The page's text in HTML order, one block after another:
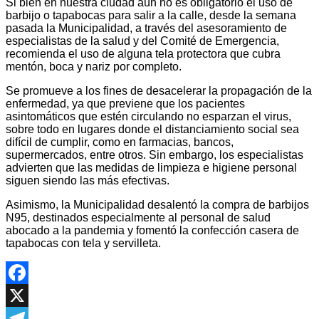
Si bien en nuestra ciudad aún no es obligatorio el uso de
barbijo o tapabocas para salir a la calle, desde la semana
pasada la Municipalidad, a través del asesoramiento de
especialistas de la salud y del Comité de Emergencia,
recomienda el uso de alguna tela protectora que cubra
mentón, boca y nariz por completo.
Se promueve a los fines de desacelerar la propagación de la
enfermedad, ya que previene que los pacientes
asintomáticos que estén circulando no esparzan el virus,
sobre todo en lugares donde el distanciamiento social sea
difícil de cumplir, como en farmacias, bancos,
supermercados, entre otros. Sin embargo, los especialistas
advierten que las medidas de limpieza e higiene personal
siguen siendo las más efectivas.
Asimismo, la Municipalidad desalentó la compra de barbijos
N95, destinados especialmente al personal de salud
abocado a la pandemia y fomentó la confección casera de
tapabocas con tela y servilleta.
Facebook